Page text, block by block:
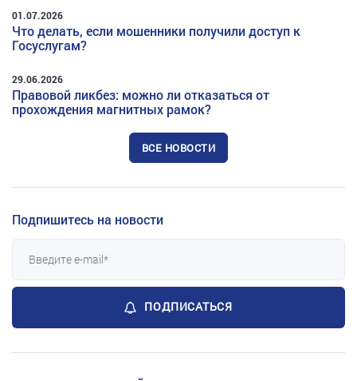
01.07.2026
Что делать, если мошенники получили доступ к
Госуслугам?
29.06.2026
Правовой ликбез: можно ли отказаться от
прохождения магнитных рамок?
ВСЕ НОВОСТИ
Подпишитесь на новости
ПОДПИСАТЬСЯ